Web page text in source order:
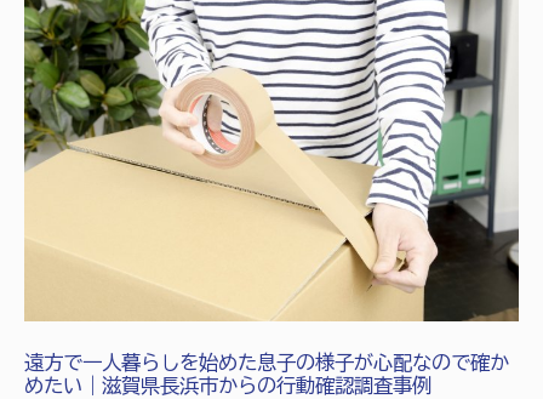
遠方で一人暮らしを始めた息子の様子が心配なので確か
めたい｜滋賀県長浜市からの行動確認調査事例